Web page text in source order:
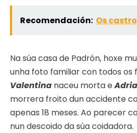
Recomendación: Os
Na súa casa de Padrón, hoxe
unha foto familiar con todos os
Valentina naceu morta e
morrera froito dun accidente
apenas 18 meses. Ao parecer
nun descoido da súa coidadora.